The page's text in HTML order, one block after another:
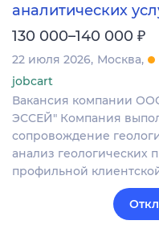
аналитических
130 000–140 000 ₽
22 июля 2026 Москва
jobcart
Вакансия компании
ЭССЕЙ" Компания
сопровождение
анализ геологических
профильной